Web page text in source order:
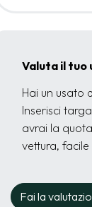
Valuta il tuo
Hai un usato
Inserisci
avrai la
vettura, facile
Fai la